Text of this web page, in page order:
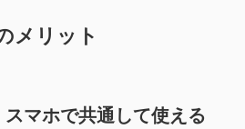
メリット
マホで共通して使える